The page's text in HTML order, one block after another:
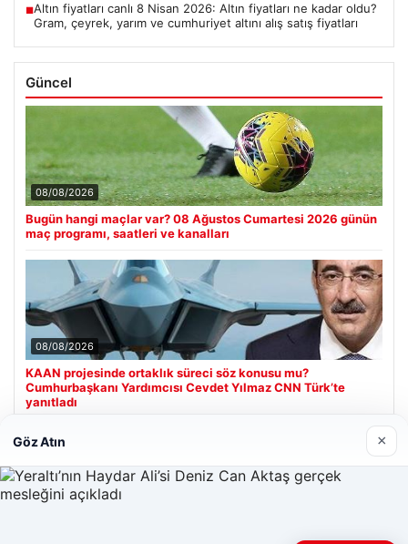
■Altın fiyatları canlı 8 Nisan 2026: Altın fiyatları ne kadar oldu?
Gram, çeyrek, yarım ve cumhuriyet altını alış satış fiyatları
Güncel
08/08/2026
Bugün hangi maçlar var? 08 Ağustos Cumartesi 2026 günün
maç programı, saatleri ve kanalları
08/08/2026
KAAN projesinde ortaklık süreci söz konusu mu?
Cumhurbaşkanı Yardımcısı Cevdet Yılmaz CNN Türk’te
yanıtladı
Son Eklenen Firmalar
Göz Atın ×